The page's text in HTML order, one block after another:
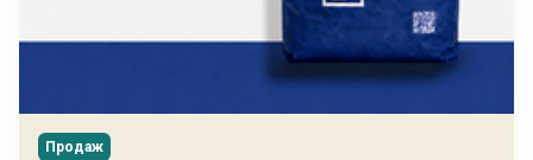
Продаж